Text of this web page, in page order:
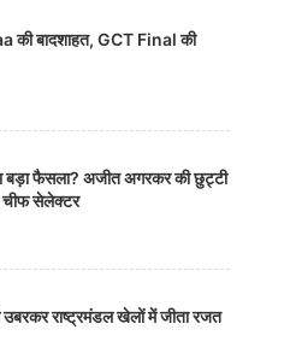
की बादशाहत, GCT Final की
बड़ा फैसला? अजीत अगरकर की छुट्टी
सेलेक्टर
राष्ट्रमंडल खेलों में जीता रजत